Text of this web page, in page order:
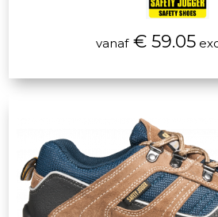
vanaf€ 59.05